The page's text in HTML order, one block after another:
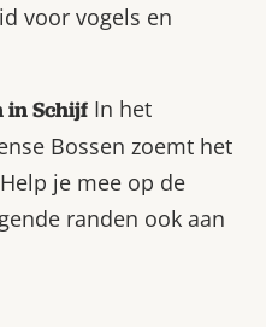
voor vogels en
in Schijf In het
Bossen zoemt het
je mee op de
randen ook aan